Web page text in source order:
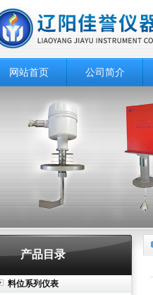
网站首页 公司简介
产品目录
料位系列仪表